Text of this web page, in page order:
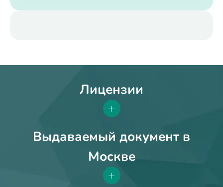
Лицензии
+
Выдаваемый документ в
Москве
+